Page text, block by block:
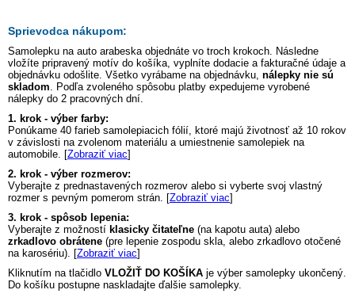
Sprievodca nákupom:
Samolepku na auto arabeska objednáte vo troch krokoch. Následne
vložíte pripravený motív do košíka, vyplníte dodacie a fakturačné údaje a
objednávku odošlite. Všetko vyrábame na objednávku, nálepky nie sú
skladom . Podľa zvoleného spôsobu platby expedujeme vyrobené
nálepky do 2 pracovných dní.
1. krok - výber farby:
Ponúkame 40 farieb samolepiacich fólií, ktoré majú životnosť až 10 rokov
v závislosti na zvolenom materiálu a umiestnenie samolepiek na
automobile. [Zobraziť viac]
2. krok - výber rozmerov:
Vyberajte z prednastavených rozmerov alebo si vyberte svoj vlastný
rozmer s pevným pomerom strán. [Zobraziť viac]
3. krok - spôsob lepenia:
Vyberajte z možností klasicky čitateľne (na kapotu auta) alebo
zrkadlovo obrátene (pre lepenie zospodu skla, alebo zrkadlovo otočené
na karosériu). [Zobraziť viac]
Kliknutím na tlačidlo VLOŽIŤ DO KOŠÍKA je výber samolepky ukončený.
Do košíku postupne naskladajte ďalšie samolepky.